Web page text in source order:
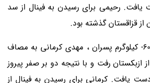
رحیمی برای رسیدن به فینال از سد
از قزاقستان گذشته بود.
در جدال فینال وزن 60- کیلوگرم پسران ، مهدی کرمانی به مصاف
ازبکستان رفت و با نتیجه دو بر صفر پیروز
یافت. کرمانی برای رسیدن به فینال از